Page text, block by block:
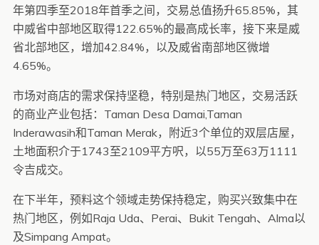
年第四季至2018年首季之间，交易总值扬升65.85%，其
中威省中部地区取得122.65%的最高成长率，接下来是威
省北部地区，增加42.84%，以及威省南部地区微增
4.65%。
市场对商店的需求保持坚稳，特别是热门地区，交易活跃
的商业产业包括：Taman Desa Damai,Taman
Inderawasih和Taman Merak，附近3个单位的双层店屋，
土地面积介于1743至2109平方呎，以55万至63万1111
令吉成交。
在下半年，预料这个领域走势保持稳定，购买兴致集中在
热门地区，例如Raja Uda、Perai、Bukit Tengah、Alma以
及Simpang Ampat。